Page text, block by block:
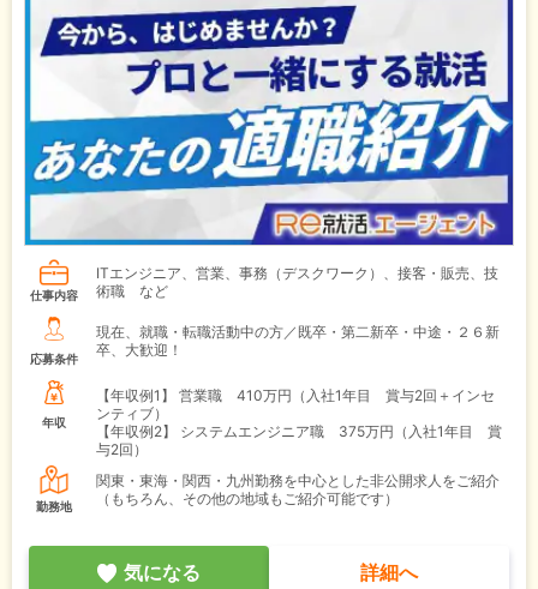
仕事内容
ITエンジニア、営業、事務（デスクワーク）、接客・販売、技
術職 など
応募条件
現在、就職・転職活動中の方／既卒・第二新卒・中途・２６新
卒、大歓迎！
年収
【年収例1】
営業職 410万円（入社1年目 賞与2回＋インセ
ンティブ）
【年収例2】
システムエンジニア職 375万円（入社1年目 賞
与2回）
勤務地
関東・東海・関西・九州勤務を中心とした非公開求人をご紹介
（もちろん、その他の地域もご紹介可能です）
気になる 詳細へ